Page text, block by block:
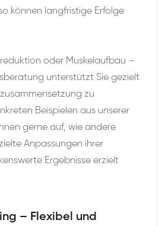
können langfristige Erfolge
oder Muskelaufbau –
unterstützt Sie gezielt
zu
Beispielen aus unserer
gerne auf, wie andere
Anpassungen ihrer
Ergebnisse erzielt
– Flexibel und